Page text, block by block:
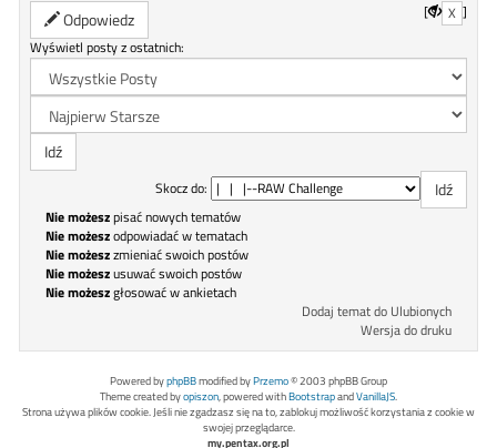
Odpowiedz [ X ]
Wyświetl posty z ostatnich:
Skocz do:
Nie możeszpisać nowych tematów
Nie możeszodpowiadać w tematach
Nie możeszzmieniać swoich postów
Nie możeszusuwać swoich postów
Nie możeszgłosować w ankietach
Dodaj temat do Ulubionych
Wersja do druku
Powered byphpBBmodified byPrzemo© 2003 phpBB Group
Theme created byopiszon, powered withBootstrapandVanillaJS.
Strona używa plików cookie. Jeśli nie zgadzasz się na to, zablokuj możliwość korzystania z cookie w
swojej przeglądarce.
my.pentax.org.pl